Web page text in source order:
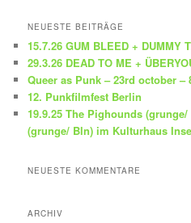
h
n
NEUESTE BEITRÄGE
15.7.26 GUM BLEED + DUMMY
29.3.26 DEAD TO ME +
Queer as Punk – 23rd october
12. Punkfilmfest Berlin
19.9.25 The Pighounds
(grunge/ Bln) im Kulturhaus
NEUESTE KOMMENTARE
ARCHIV